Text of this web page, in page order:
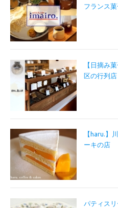
フランス
【日摘み
区の行列店
【haru.】
ーキの店
パティス